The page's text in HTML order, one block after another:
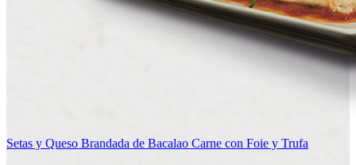
Setas y Queso Brandada de Bacalao Carne con Foie y Trufa